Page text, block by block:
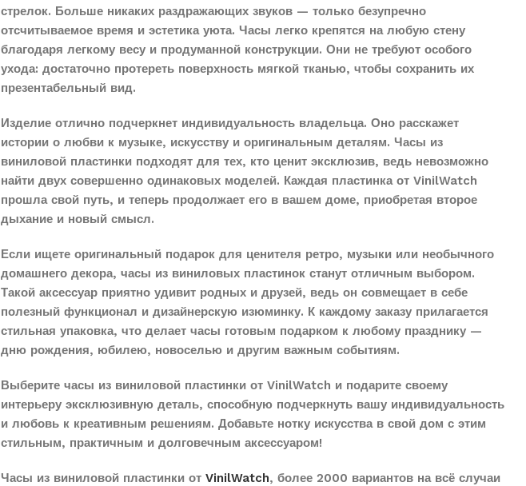
стрелок. Больше никаких раздражающих звуков — только безупречно
отсчитываемое время и эстетика уюта. Часы легко крепятся на любую стену
благодаря легкому весу и продуманной конструкции. Они не требуют особого
ухода: достаточно протереть поверхность мягкой тканью, чтобы сохранить их
презентабельный вид.
Изделие отлично подчеркнет индивидуальность владельца. Оно расскажет
истории о любви к музыке, искусству и оригинальным деталям. Часы из
виниловой пластинки подходят для тех, кто ценит эксклюзив, ведь невозможно
найти двух совершенно одинаковых моделей. Каждая пластинка от VinilWatch
прошла свой путь, и теперь продолжает его в вашем доме, приобретая второе
дыхание и новый смысл.
Если ищете оригинальный подарок для ценителя ретро, музыки или необычного
домашнего декора, часы из виниловых пластинок станут отличным выбором.
Такой аксессуар приятно удивит родных и друзей, ведь он совмещает в себе
полезный функционал и дизайнерскую изюминку. К каждому заказу прилагается
стильная упаковка, что делает часы готовым подарком к любому празднику —
дню рождения, юбилею, новоселью и другим важным событиям.
Выберите часы из виниловой пластинки от VinilWatch и подарите своему
интерьеру эксклюзивную деталь, способную подчеркнуть вашу индивидуальность
и любовь к креативным решениям. Добавьте нотку искусства в свой дом с этим
стильным, практичным и долговечным аксессуаром!
Часы из виниловой пластинки от VinilWatch, более 2000 вариантов на всё случаи